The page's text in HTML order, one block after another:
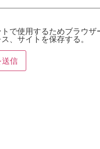
で使用するためブラウザ
、サイトを保存する。